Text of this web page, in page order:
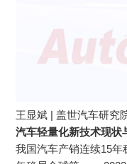
王显斌 | 盖世汽车研究
汽车轻量化新技术现状
我国汽车产销连续15